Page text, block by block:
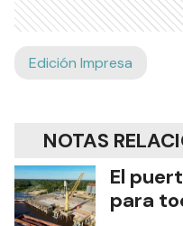
Edición Impresa
NOTAS
El
para